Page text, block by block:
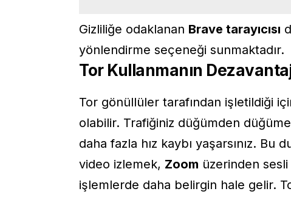
Gizliliğe odaklanan Brave tarayıcısı
yönlendirme seçeneği sunmaktadır.
Tor Kullanmanın
Tor gönüllüler tarafından işletildiği
olabilir. Trafiğiniz düğümden
daha fazla hız kaybı yaşarsınız. Bu
video izlemek, Zoom üzerinden
işlemlerde daha belirgin hale gelir.